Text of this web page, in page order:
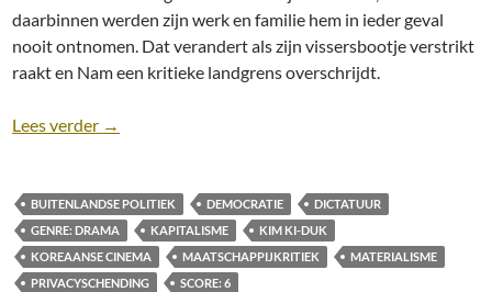
daarbinnen werden zijn werk en familie hem in ieder geval
nooit ontnomen. Dat verandert als zijn vissersbootje verstrikt
raakt en Nam een kritieke landgrens overschrijdt.
Lees verder Recensie: The Net (2016) [Drama]
→
BUITENLANDSE POLITIEK DEMOCRATIE
DICTATUUR
GENRE: DRAMA
KAPITALISME
KIM KI-DUK
KOREAANSE CINEMA
MAATSCHAPPIJKRITIEK
MATERIALISME
PRIVACYSCHENDING
SCORE: 6